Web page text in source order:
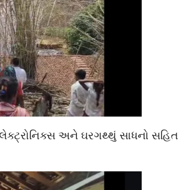
અને ઘરગથ્થું સાધનો સહિત